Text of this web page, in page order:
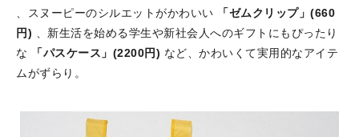
、スヌーピーのシルエットがかわいい
「ゼムクリップ」(660
円) 、新生活を始める学生や新社会人へのギフトにもぴったり
な
「パスケース」(2200円) など、かわいくて実用的なアイテ
ムがずらり。